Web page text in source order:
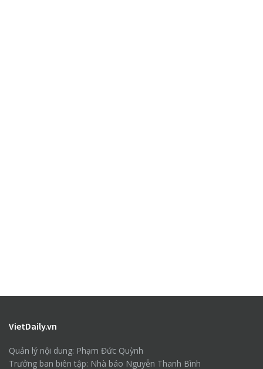
VietDaily.vn
Quản lý nội dung: Phạm Đức Quỳnh
Trưởng ban biên tập: Nhà báo Nguyễn Thanh Bình